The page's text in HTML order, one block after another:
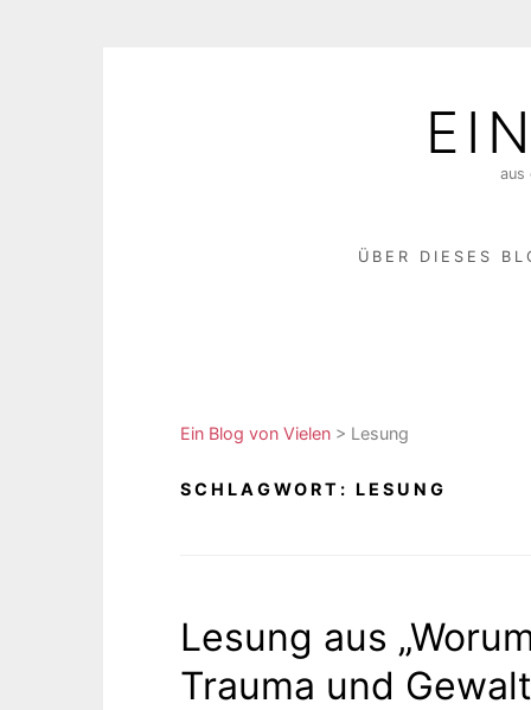
aus
ÜBER DIESES
Ein Blog von Vielen > Lesung
SCHLAGWORT: LESUNG
Lesung aus
Trauma und